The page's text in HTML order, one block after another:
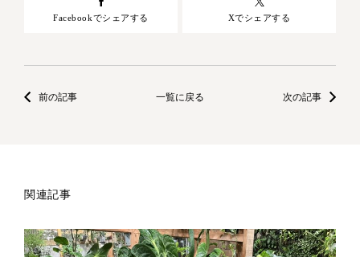
Facebookでシェアする Xでシェアする
前の記事 一覧に戻る 次の記事
関連記事